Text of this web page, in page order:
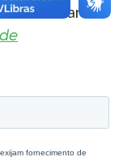
Para